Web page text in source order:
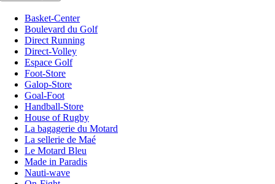
Basket-Center
Boulevard du Golf
Direct Running
Direct-Volley
Espace Golf
Foot-Store
Galop-Store
Goal-Foot
Handball-Store
House of Rugby
La bagagerie du Motard
La sellerie de Maé
Le Motard Bleu
Made in Paradis
Nauti-wave